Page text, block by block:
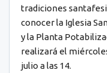
tradiciones
conocer la Iglesia
y la Planta
realizará el
julio a las 14.